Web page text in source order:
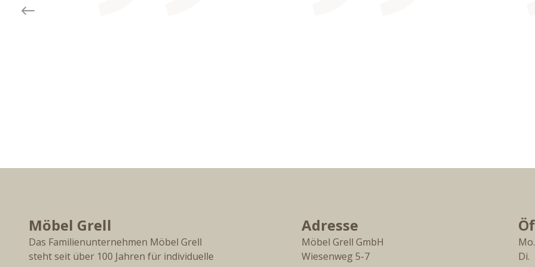
Möbel Grell
Das Familienunternehmen Möbel Grell
steht seit über 100 Jahren für individuelle
Adresse
Möbel Grell GmbH
Wiesenweg 5-7
Di.